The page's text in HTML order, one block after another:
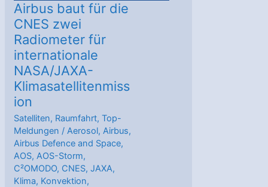
Airbus baut für die
CNES zwei
Radiometer für
internationale
NASA/JAXA-
Klimasatellitenmiss
ion
Satelliten, Raumfahrt,Top-
Meldungen /Aerosol,Airbus,
Airbus Defence and Space,
AOS,AOS-Storm,
C²OMODO, CNES,JAXA,
Klima, Konvektion,